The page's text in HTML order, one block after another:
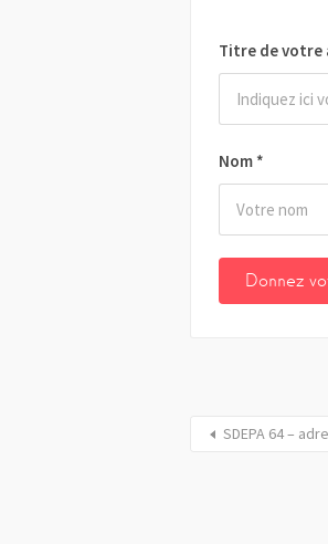
Nom *
Titre de votre
SDEPA 64 –